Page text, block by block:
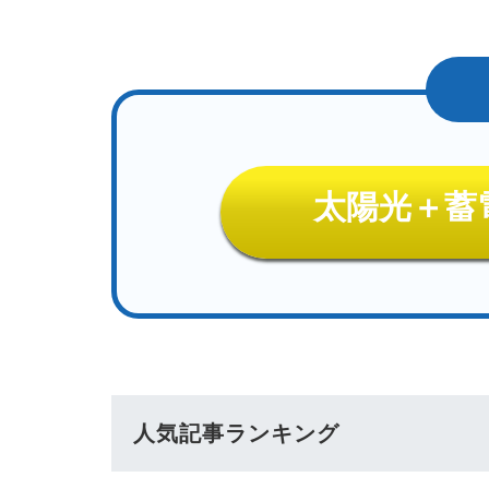
太陽光＋蓄
人気記事ランキング